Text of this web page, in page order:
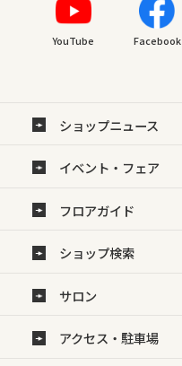
YouTube Facebook
ショップニュース
イベント・フェア
フロアガイド
ショップ検索
サロン
アクセス・駐車場